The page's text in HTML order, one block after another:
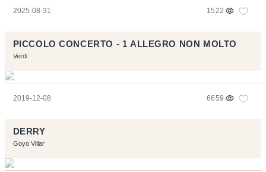
2025-08-31 1522
PICCOLO CONCERTO - 1 ALLEGRO NON MOLTO
Verdi
2019-12-08 6659
DERRY
Goyo Villar